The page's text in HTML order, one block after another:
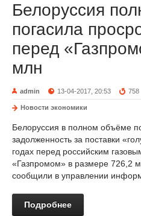
Белоруссия
погасила
перед
млн
admin 13-04-2017, 20:53 758
Новости экономики
Белоруссия в полном объёме
задолженность за поставки
годах перед российским
«Газпромом» в размере 726,2
сообщили в управлении
Подробнее